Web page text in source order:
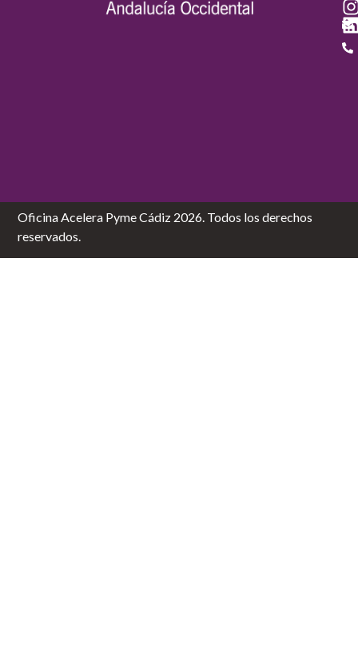
Oficina Acelera Pyme Cádiz 2026. Todos los derechos
reservados.